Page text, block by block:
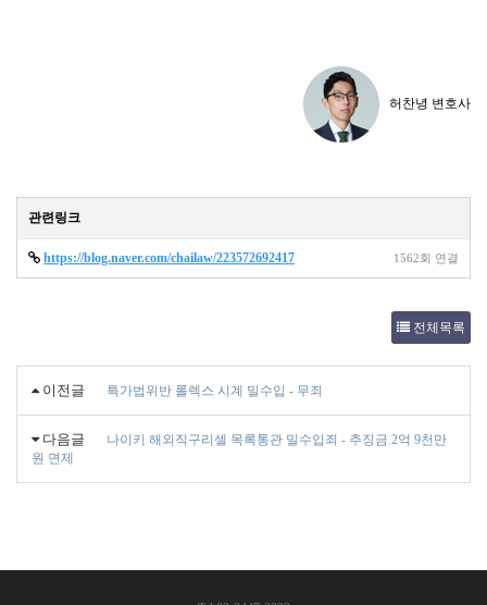
허찬녕 변호사
관련링크
https://blog.naver.com/chailaw/223572692417 1562회 연결
전체목록
이전글 특가법위반 롤렉스 시계 밀수입 - 무죄
다음글
나이키 해외직구리셀 목록통관 밀수입죄 - 추징금 2억 9천만
원 면제